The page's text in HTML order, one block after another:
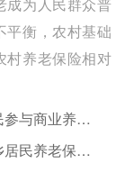
平衡，农村基础
村养老保险相对
农村村民参与商业养老保险影响分析
地区城乡居民养老保险经济效益分析